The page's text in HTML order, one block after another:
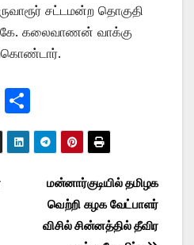
சட்டமன்ற தொகுதி
கே. கலைவாணன் வாக்கு
W
h
ar
மன்னார்குடியில் தமிழக
வெற்றி கழக வேட்பாளர்
விசில் சின்னத்தில் தீவிர